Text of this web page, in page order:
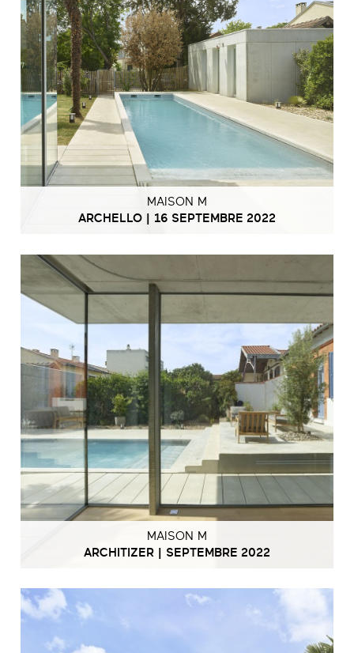
MAISON M
ARCHELLO | 16 SEPTEMBRE 2022
MAISON M
ARCHITIZER | SEPTEMBRE 2022